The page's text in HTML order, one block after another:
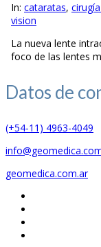
In: cataratas,
vision
La nueva lente
foco de las lentes
Datos de
(+54-11) 4963-4049
geomedica.com.ar